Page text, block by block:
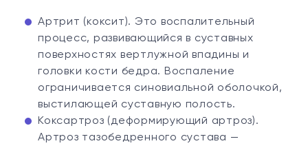
Артрит (коксит). Это воспалительный
процесс, развивающийся в суставных
поверхностях вертлужной впадины и
головки кости бедра. Воспаление
ограничивается синовиальной оболочкой,
выстилающей суставную полость.
Коксартроз (деформирующий артроз).
Артроз тазобедренного сустава —